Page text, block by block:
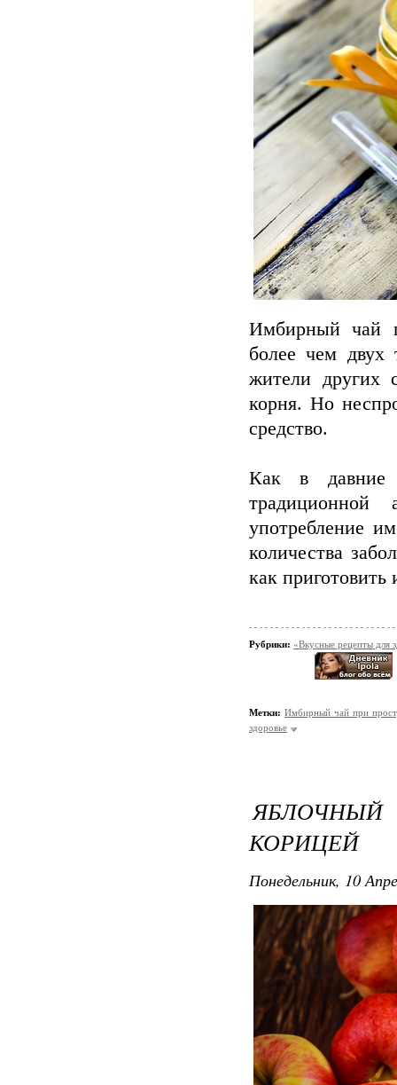
Имбирный чай
более чем
жители других
корня. Но
средство.
Как в давние
традиционной
употребление
количества
как
Рубрики: «Вкусные рецепты для
Метки: Имбирный чай при
здоровье
КОРИЦЕЙ
Понедельник, 10